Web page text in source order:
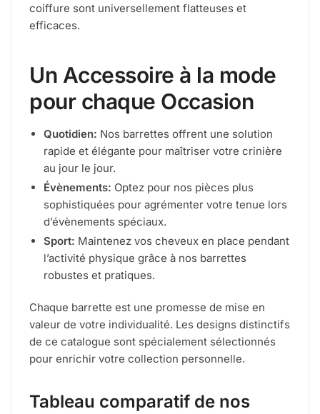
coiffure sont universellement flatteuses et
efficaces.
Un Accessoire à la mode
pour chaque Occasion
Quotidien: Nos barrettes offrent une solution
rapide et élégante pour maîtriser votre crinière
au jour le jour.
Évènements: Optez pour nos pièces plus
sophistiquées pour agrémenter votre tenue lors
d’évènements spéciaux.
Sport: Maintenez vos cheveux en place pendant
l’activité physique grâce à nos barrettes
robustes et pratiques.
Chaque barrette est une promesse de mise en
valeur de votre individualité. Les designs distinctifs
de ce catalogue sont spécialement sélectionnés
pour enrichir votre collection personnelle.
Tableau comparatif de nos